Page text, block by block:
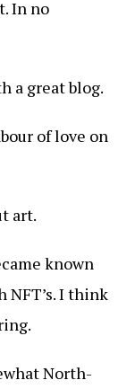
In no
a great blog.
of love on
art.
known
I think
North-